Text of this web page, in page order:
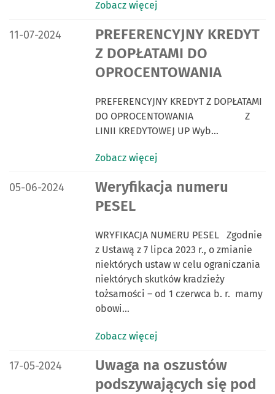
Zobacz więcej
DATA PUBLIKACJI:
11-07-2024
PREFERENCYJNY KREDYT
Z DOPŁATAMI DO
OPROCENTOWANIA
PREFERENCYJNY KREDYT Z DOPŁATAMI
DO OPROCENTOWANIA Z
LINII KREDYTOWEJ UP Wyb…
Zobacz więcej
DATA PUBLIKACJI:
05-06-2024
Weryfikacja numeru
PESEL
WRYFIKACJA NUMERU PESEL Zgodnie
z Ustawą z 7 lipca 2023 r., o zmianie
niektórych ustaw w celu ograniczania
niektórych skutków kradzieży
tożsamości – od 1 czerwca b. r. mamy
obowi…
Zobacz więcej
DATA PUBLIKACJI:
17-05-2024
Uwaga na oszustów
podszywających się pod